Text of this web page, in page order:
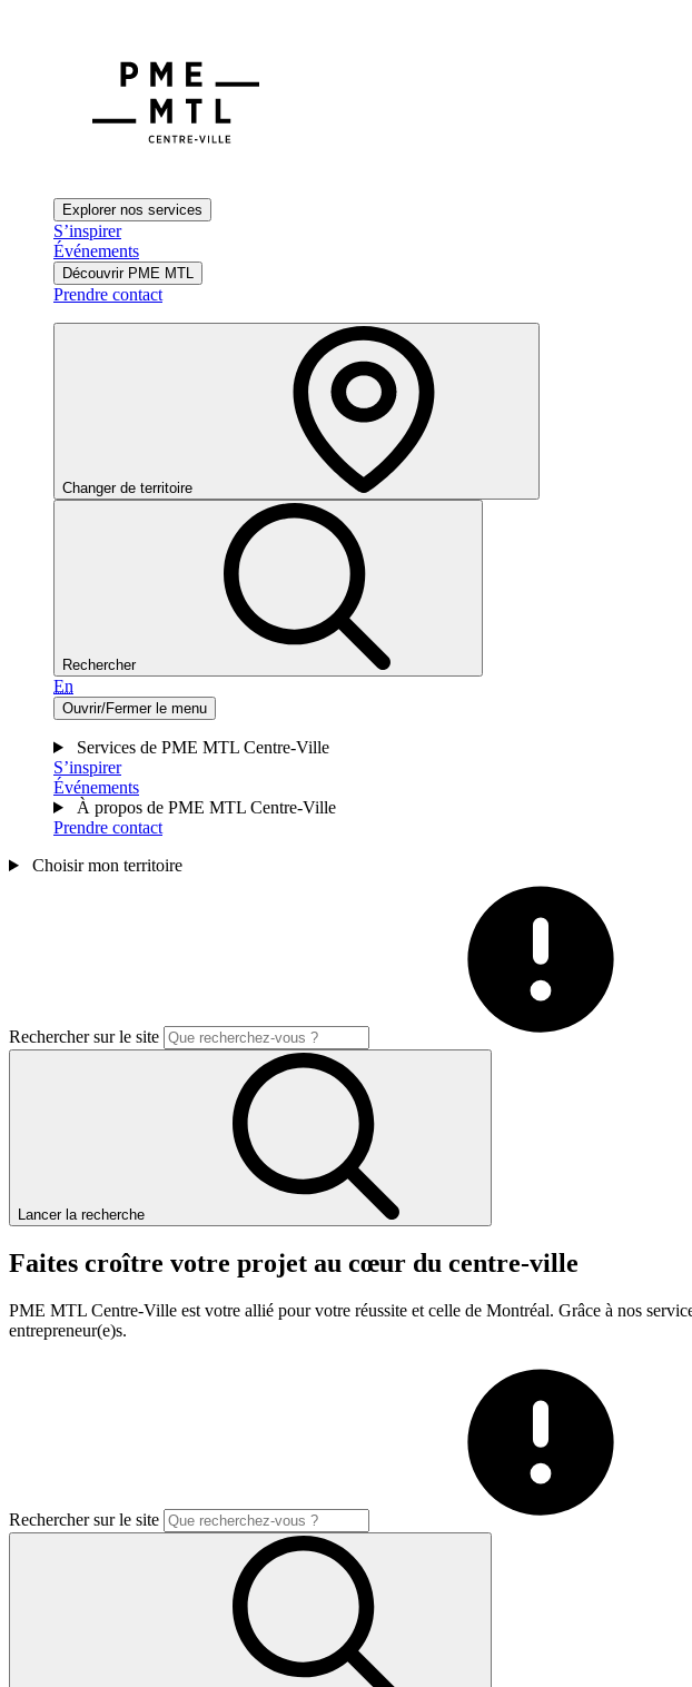
Explorer nos services
S’inspirer
Événements
Découvrir PME MTL
Prendre contact
Changer de territoire
Rechercher
En
Ouvrir/Fermer le menu
Services de PME MTL Centre-Ville
S’inspirer
Événements
À propos de PME MTL Centre-Ville
Prendre contact
Choisir mon territoire
Rechercher sur le site
Lancer la recherche
Faites croître votre projet au cœur du centre-ville
PME MTL Centre-Ville est votre allié pour votre réussite et celle de Montréal. Grâce à nos
entrepreneur(e)s.
Rechercher sur le site